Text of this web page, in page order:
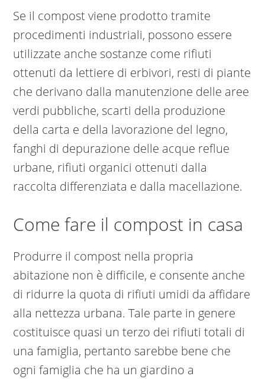
Se il compost viene prodotto tramite
procedimenti industriali, possono essere
utilizzate anche sostanze come rifiuti
ottenuti da lettiere di erbivori, resti di piante
che derivano dalla manutenzione delle aree
verdi pubbliche, scarti della produzione
della carta e della lavorazione del legno,
fanghi di depurazione delle acque reflue
urbane, rifiuti organici ottenuti dalla
raccolta differenziata e dalla macellazione.
Come fare il compost in casa
Produrre il compost nella propria
abitazione non è difficile, e consente anche
di ridurre la quota di rifiuti umidi da affidare
alla nettezza urbana. Tale parte in genere
costituisce quasi un terzo dei rifiuti totali di
una famiglia, pertanto sarebbe bene che
ogni famiglia che ha un giardino a